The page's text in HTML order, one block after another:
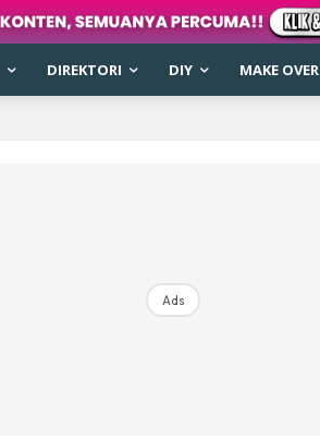
DIREKTORI DIY MAKE OVER
Ads